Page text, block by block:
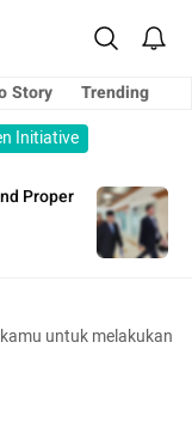
Story
Trending
Initiative
Proper
untuk melakukan